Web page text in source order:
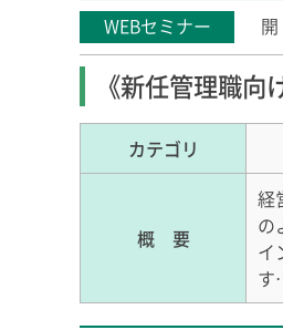
WEBセミナー
《新任管理職
カテゴリ
概 要
経
の
イ